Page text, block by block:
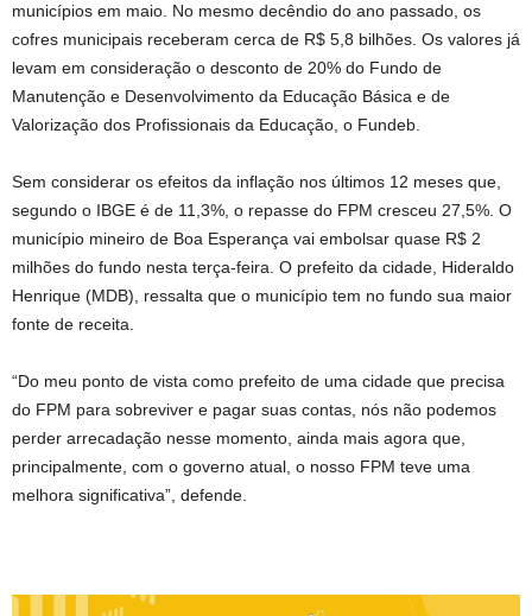
municípios em maio. No mesmo decêndio do ano passado, os
cofres municipais receberam cerca de R$ 5,8 bilhões. Os valores já
levam em consideração o desconto de 20% do Fundo de
Manutenção e Desenvolvimento da Educação Básica e de
Valorização dos Profissionais da Educação, o Fundeb.
Sem considerar os efeitos da inflação nos últimos 12 meses que,
segundo o IBGE é de 11,3%, o repasse do FPM cresceu 27,5%. O
município mineiro de Boa Esperança vai embolsar quase R$ 2
milhões do fundo nesta terça-feira. O prefeito da cidade, Hideraldo
Henrique (MDB), ressalta que o município tem no fundo sua maior
fonte de receita.
“Do meu ponto de vista como prefeito de uma cidade que precisa
do FPM para sobreviver e pagar suas contas, nós não podemos
perder arrecadação nesse momento, ainda mais agora que,
principalmente, com o governo atual, o nosso FPM teve uma
melhora significativa”, defende.